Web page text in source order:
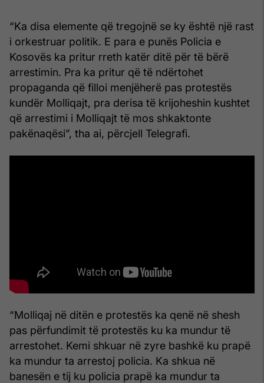
“Ka disa elemente që tregojnë se ky është një rast
i orkestruar politik. E para e punës Policia e
Kosovës ka pritur rreth katër ditë për të bërë
arrestimin. Pra ka pritur që të ndërtohet
propaganda që filloi menjëherë pas protestës
kundër Molliqajt, pra derisa të krijoheshin kushtet
që arrestimi i Molliqajt të mos shkaktonte
pakënaqësi”, tha ai, përcjell Telegrafi.
“Molliqaj në ditën e protestës ka qenë në shesh
pas përfundimit të protestës ku ka mundur të
arrestohet. Kemi shkuar në zyre bashkë ku prapë
ka mundur ta arrestoj policia. Ka shkua në
banesën e tij ku policia prapë ka mundur ta